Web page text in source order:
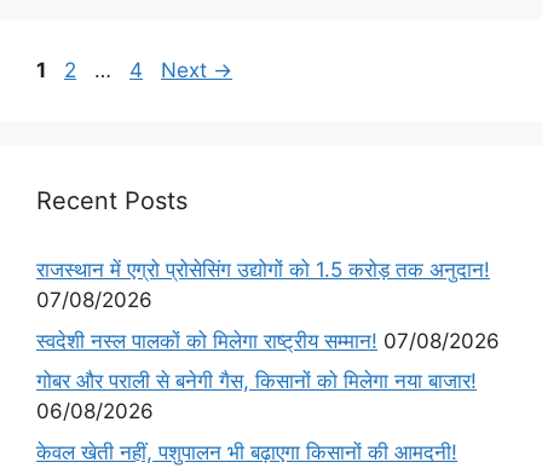
1 2 … 4 Next →
Recent Posts
राजस्थान में एग्रो प्रोसेसिंग उद्योगों को 1.5 करोड़ तक अनुदान!
07/08/2026
स्वदेशी नस्ल पालकों को मिलेगा राष्ट्रीय सम्मान! 07/08/2026
गोबर और पराली से बनेगी गैस, किसानों को मिलेगा नया बाजार!
06/08/2026
केवल खेती नहीं, पशुपालन भी बढ़ाएगा किसानों की आमदनी!